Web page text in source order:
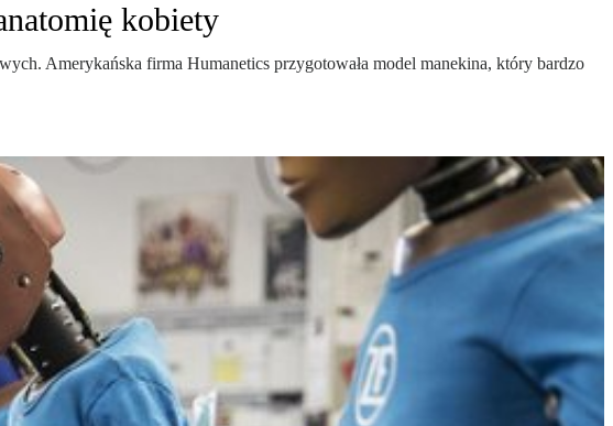
kobiety
Amerykańska firma Humanetics przygotowała model manekina, który bardzo